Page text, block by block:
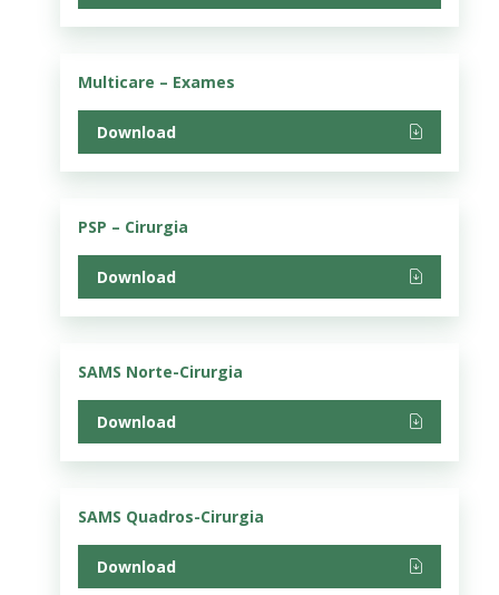
Multicare – Exames
Download
PSP – Cirurgia
Download
SAMS Norte-Cirurgia
Download
SAMS Quadros-Cirurgia
Download